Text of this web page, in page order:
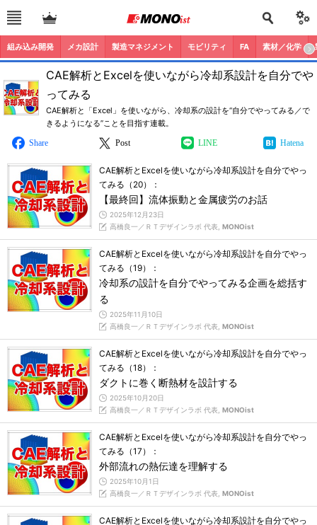
組み込み開発 メカ設計 製造マネジメント モビリティ FA 素材／化学
CAE解析とExcelを使いながら冷却系設計を自分でや
ってみる
CAE解析と「Excel」を使いながら、冷却系の設計を“自分でやってみる／で
きるようになる”ことを目指す連載。
Share
Post LINE Hatena
CAE解析とExcelを使いながら冷却系設計を自分でやっ
てみる（20）：
【最終回】流体振動と金属疲労のお話
2025年12月23日
高橋良一／ＲＴデザインラボ 代表, MONOist
CAE解析とExcelを使いながら冷却系設計を自分でやっ
てみる（19）：
冷却系の設計を自分でやってみる企画を総括す
る
2025年11月10日
高橋良一／ＲＴデザインラボ 代表, MONOist
CAE解析とExcelを使いながら冷却系設計を自分でやっ
てみる（18）：
ダクトに巻く断熱材を設計する
2025年10月20日
高橋良一／ＲＴデザインラボ 代表, MONOist
CAE解析とExcelを使いながら冷却系設計を自分でやっ
てみる（17）：
外部流れの熱伝達を理解する
2025年10月1日
高橋良一／ＲＴデザインラボ 代表, MONOist
CAE解析とExcelを使いながら冷却系設計を自分でやっ